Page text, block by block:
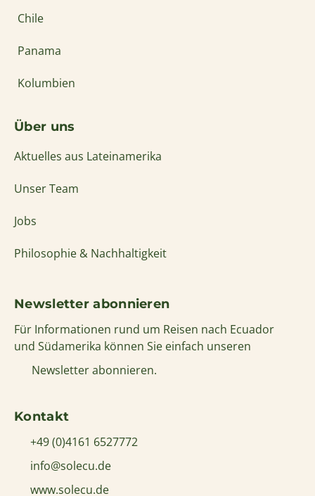
Chile
Panama
Kolumbien
Über uns
Aktuelles aus Lateinamerika
Unser Team
Jobs
Philosophie & Nachhaltigkeit
Newsletter abonnieren
Für Informationen rund um Reisen nach Ecuador
und Südamerika können Sie einfach unseren
Newsletter abonnieren.
Kontakt
+49 (0)4161 6527772
info@solecu.de
www.solecu.de